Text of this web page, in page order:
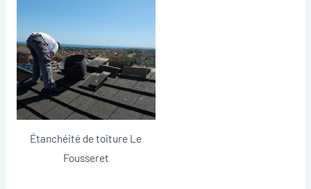
Étanchéité de toiture Le
Fousseret